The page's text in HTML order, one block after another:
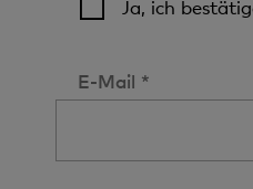
Ja, ich
E-Mail *